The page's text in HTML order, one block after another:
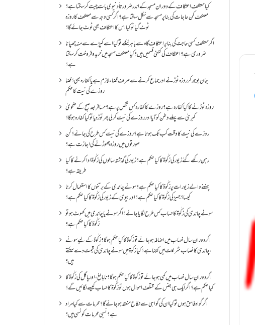
کیا معتکف اعتکاف کے دوران مسجد کے اندر ضرورتاً دنیوی بات چیت کر سکتا ہے؟
معتکف کن حاجات کی بنا پر مسجد سے نکل سکتا ہے؟ اگر کسی وجہ سے معتکف کا روزہ
ٹوٹ گیا تو کیا اس کا اعتکاف بھی ٹوٹ جائے گا؟
اگر معتکف کسی حاجت کی بنا پر اعتکاف گاہ سے باہر نکلے تو کیا اسے کپڑے سے منہ چھپانا
ضروری ہے؟اعتکاف کی کتنی قسمیں ہیں؟کیا معتکف مسجد میں خرید و فروخت کر سکتا
ہے؟
جان بوجھ کر روزہ ٹوڑنے اور جماع کرنے سے صرف قضاء لازم ہے یا کفارہ بھی؟ قضا
روزے کی نیت کا حکم
روزہ ٹوڑنے کا کیا کفارہ ہے؟روزے کا کفارہ کس شخص پر ہے؟ مسافر بعد صبح کے ضحویٰ
کبریٰ سے پہلے وطن کو آیا اور روزے کی نیت کر لی پھر توڑ دیا تو کیا کفارہ ہو گا؟
روزے کی نیت کا وقت کب تک ہوتا ہے؟ روزے کی نیت کس طرح کی جائے؟ کن
صورتوں میں روزہ چھوڑنے کی اجازت ہے؟
رہن رکھے گئے زیور کی زکٰوۃ کا کیا حکم ہے؟زیور کی گذشتہ سالوں کی زکٰوۃ ادا کرنے کا کیا
طریقہ ہے؟
پہننے والے زیورات پر زکٰوۃ کا کیا حکم ہے؟ سونے چاندی کے برتنوں کا استعمال کرنا
کیسا؟ جہیز کی زکٰوۃ کا کیا حکم ہے؟ اور بیوی کے زیور کی زکٰوۃ کا کیا حکم ہے؟
سونے چاندی کی زکٰوۃ کا حساب کس طرح لگایا جائے؟ اگر سونے یا چاندی میں کھوٹ ہو تو
زکٰوۃ کا کیا حکم ہے؟
اگر دورانِ سال نصاب میں اضافہ ہو جائے تو زکوۃ کا کیا حکم ہو گا؟ زکٰوۃ کے لیے سونے
،چاندی کا نصاب شریعت میں کتنا ہے؟ کیا زکٰوۃ میں سونے چاندی کی قیمت دے سکتے
ہیں؟
اگر دورانِ سال نصاب میں کمی ہو جائے تو زکٰوۃ کا کیا حکم ہو گا؟ نا بالغ ، اور پاگل کی زکٰوۃ کا
کیا حکم ہے؟ اگر ایک ہی جنس کے مختلف اموال ہوں تو زکٰوۃ کا حساب کیسے لگائیں گے؟
اگر گواہ فاسق ہوں تو کیا ان کی گواہی سے نکاح منعقد ہو جائے گا؟ محرمات سے کیا مراد
ہے؟ نسبی محرمات کونسی ہیں؟